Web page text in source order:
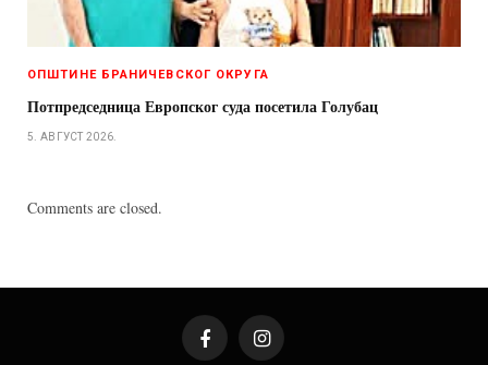
ОПШТИНЕ БРАНИЧЕВСКОГ ОКРУГА
Потпредседница Европског суда посетила Голубац
5. АВГУСТ 2026.
Comments are closed.
FacebookInstagram